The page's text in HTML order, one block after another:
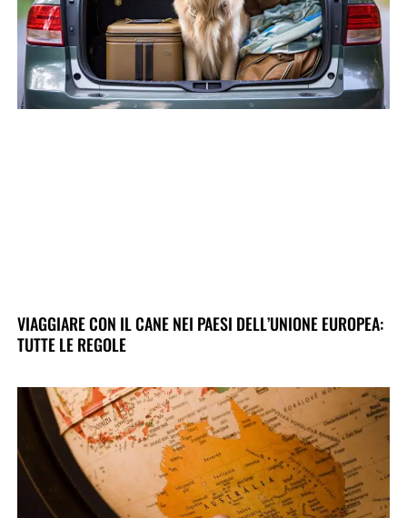
VIAGGIARE CON IL CANE NEI PAESI DELL’UNIONE EUROPEA:
TUTTE LE REGOLE